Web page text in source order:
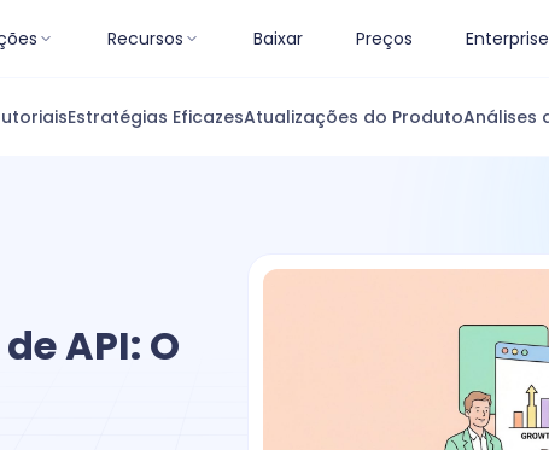
Recursos Baixar Preços Enterprise
Estratégias EficazesAtualizações do ProdutoAnálises
API: O